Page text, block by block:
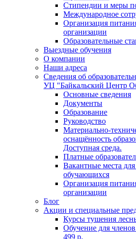
Стипендии и меры
Международное
Организация
организации
Образовательные
Выездные обучения
О компании
Наши адреса
Сведения об
УЦ "Байкальский Центр
Основные сведения
Документы
Образование
Руководство
Материально-
оснащённость
Доступная среда.
Платные
Вакантные места
обучающихся
Организация
организации
Блог
Акции и специальные
Курсы тушения
Обучение для
499 р.